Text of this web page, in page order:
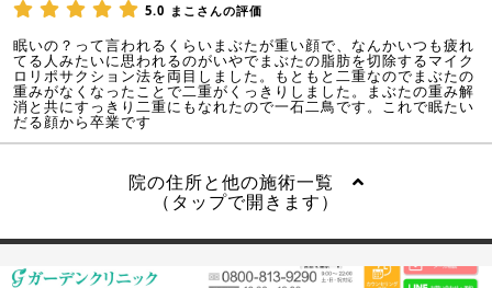
5.0 まこさんの評価
眠いの？って言われるくらいまぶたが重い顔で、なんかいつも疲れ
てる人みたいに思われるのがいやでまぶたの脂肪を切除するマイク
ロリポサクション法を両目しました。もともと二重なのでまぶたの
重みがなくなったことで二重がくっきりしました。まぶたの重み解
消と共にすっきり二重にもなれたので一石二鳥です。これで眠たい
だる顔から卒業です
院の住所と他の施術一覧
（タップで開きます）